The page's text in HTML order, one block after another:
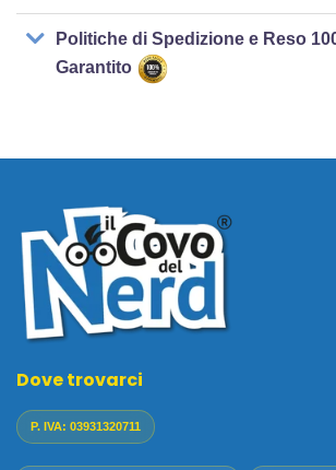
Politiche di Spedizione e Reso
Garantito
Dove trovarci
P. IVA: 03931320711